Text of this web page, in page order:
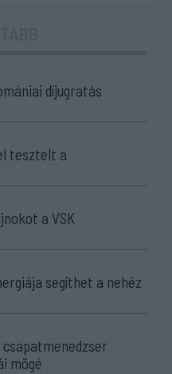
díjugratás
tesztelt a
a VSK
segíthet a nehéz
mögé